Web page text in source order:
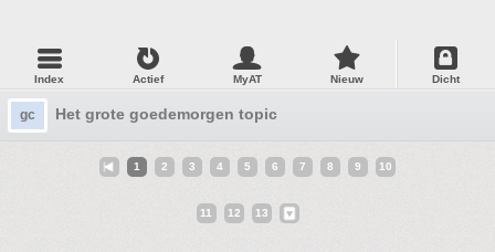
Index Actief MyAT Nieuw Dicht
gc Het grote goedemorgen topic
1 2 3 4 5 6 7 8 9 10
11 12 13